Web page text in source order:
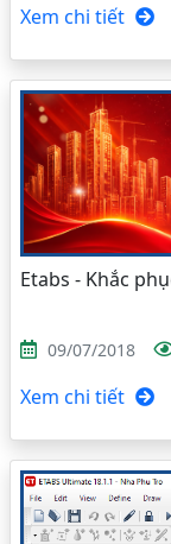
Xem chi tiết
Etabs - Khắc
09/07/2018
Xem chi tiết